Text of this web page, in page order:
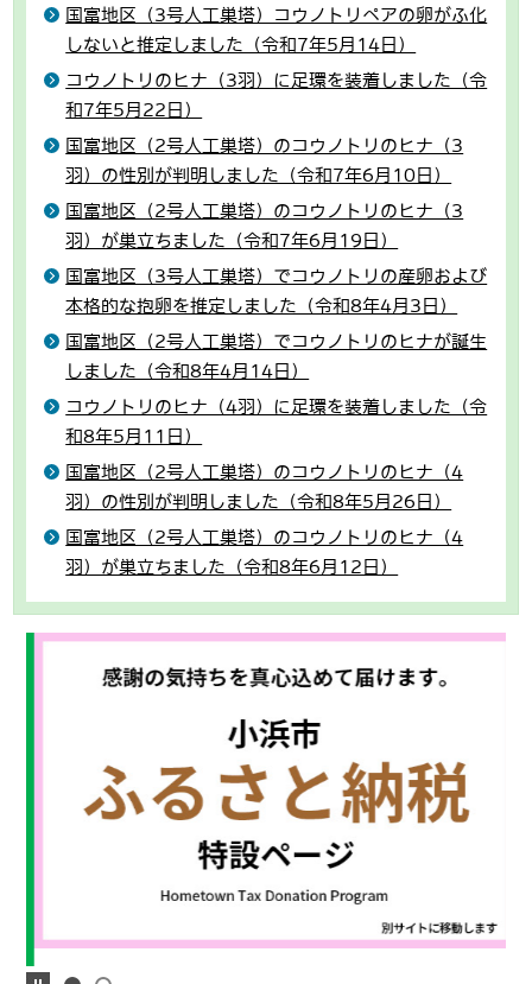
国富地区（3号人工巣塔）コウノトリペアの卵がふ化
しないと推定しました（令和7年5月14日）
コウノトリのヒナ（3羽）に足環を装着しました（令
和7年5月22日）
国富地区（2号人工巣塔）のコウノトリのヒナ（3
羽）の性別が判明しました（令和7年6月10日）
国富地区（2号人工巣塔）のコウノトリのヒナ（3
羽）が巣立ちました（令和7年6月19日）
国富地区（3号人工巣塔）でコウノトリの産卵および
本格的な抱卵を推定しました（令和8年4月3日）
国富地区（2号人工巣塔）でコウノトリのヒナが誕生
しました（令和8年4月14日）
コウノトリのヒナ（4羽）に足環を装着しました（令
和8年5月11日）
国富地区（2号人工巣塔）のコウノトリのヒナ（4
羽）の性別が判明しました（令和8年5月26日）
国富地区（2号人工巣塔）のコウノトリのヒナ（4
羽）が巣立ちました（令和8年6月12日）